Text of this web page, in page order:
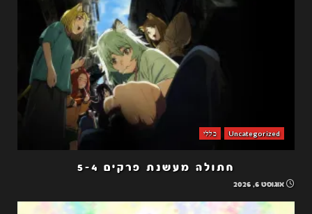
Uncategorized כללי
חתולה מעשנת פרקים 5-4
אוגוסט 6, 2026